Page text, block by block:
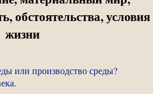
обстоятельства, условия
жизни
или производство среды?